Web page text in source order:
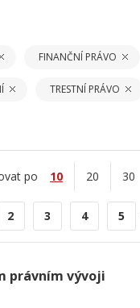
FINANČNÍ PRÁVO
TRESTNÍ PRÁVO
po 10 20 30
2 3 4 5
právním vývoji